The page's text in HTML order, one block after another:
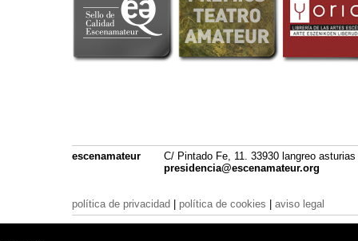
escenamateur
C/ Pintado Fe, 11. 33930 langreo asturias
presidencia@escenamateur.org
política de privacidad política de cookies aviso legal